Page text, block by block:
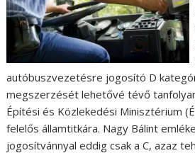
autóbuszvezetésre jogosító D
megszerzését lehetővé tévő
Építési és Közlekedési Minisztérium
felelős államtitkára. Nagy Bálint
jogosítvánnyal eddig csak a C, azaz